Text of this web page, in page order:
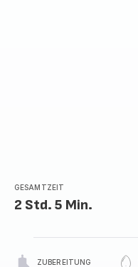
GESAMTZEIT
2 Std. 5 Min.
ZUBEREITUNG